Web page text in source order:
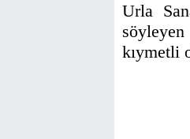
Urla
kıymetli